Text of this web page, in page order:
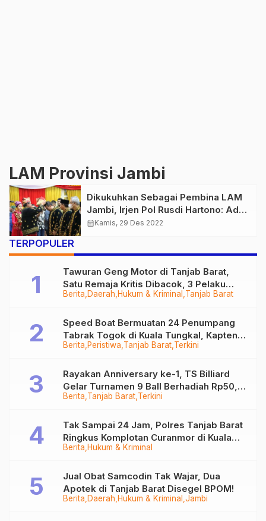
LAM Provinsi Jambi
Dikukuhkan Sebagai Pembina LAM
Jambi, Irjen Pol Rusdi Hartono: Adat
Merupakan Tonggak Kultural Bagi
calendar_monthKamis, 29 Des 2022
TERPOPULER
Berita Daerah Hukum & Kriminal Tanjab Barat
Tawuran Geng Motor di Tanjab Barat,
Satu Remaja Kritis Dibacok, 3 Pelaku
Ditangkap
Berita Peristiwa Tanjab Barat Terkini
Speed Boat Bermuatan 24 Penumpang
Tabrak Togok di Kuala Tungkal, Kapten
Sempat Hilang
Berita Tanjab Barat Terkini
Rayakan Anniversary ke-1, TS Billiard
Gelar Turnamen 9 Ball Berhadiah Rp50,8
Juta
Berita Hukum & Kriminal
Tak Sampai 24 Jam, Polres Tanjab Barat
Ringkus Komplotan Curanmor di Kuala
Tungkal
Berita Daerah Hukum & Kriminal Jambi
Jual Obat Samcodin Tak Wajar, Dua
Apotek di Tanjab Barat Disegel BPOM!